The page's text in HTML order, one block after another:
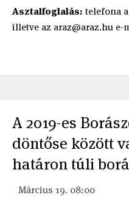
Asztalfoglalás: telefona a
illetve az araz@araz.hu e-
A 2019-es
döntőse között
határon túli
Március 19. 08:00